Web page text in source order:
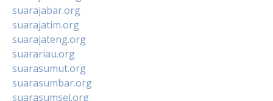
suarajabar.org
suarajatim.org
suarajateng.org
suarariau.org
suarasumut.org
suarasumbar.org
suarasumsel.org